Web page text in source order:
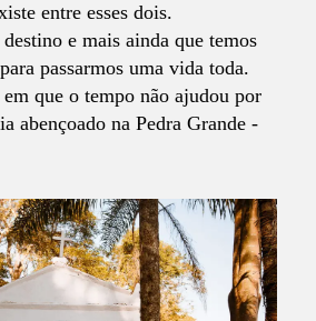
entre esses dois.
e mais ainda que temos
passarmos uma vida toda.
que o tempo não ajudou por
abençoado na Pedra Grande -